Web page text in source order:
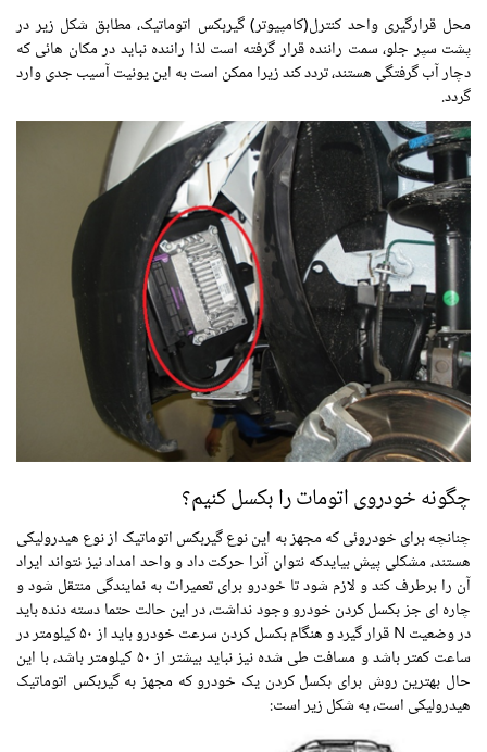
محل قرارگیری واحد کنترل(کامپیوتر) گیربکس اتوماتیک، مطابق شکل زیر در
پشت سپر جلو، سمت راننده قرار گرفته است لذا راننده نباید در مکان هائی که
دچار آب گرفتگی هستند، تردد کند زیرا ممکن است به این یونیت آسیب جدی وارد
گردد.
چگونه خودروی اتومات را بکسل کنیم؟
چنانچه برای خودروئی که مجهز به این نوع گیربکس اتوماتیک از نوع هیدرولیکی
هستند، مشکلی پیش بیایدکه نتوان آنرا حرکت داد و واحد امداد نیز نتواند ایراد
آن را برطرف کند و لازم شود تا خودرو برای تعمیرات به نمایندگی منتقل شود و
چاره ای جز بکسل کردن خودرو وجود نداشت، در این حالت حتما دسته دنده باید
در وضعیت N قرار گیرد و هنگام بکسل کردن سرعت خودرو باید از ۵۰ کیلومتر در
ساعت کمتر باشد و مسافت طی شده نیز نباید بیشتر از ۵۰ کیلومتر باشد، با این
حال بهترین روش برای بکسل کردن یک خودرو که مجهز به گیربکس اتوماتیک
هیدرولیکی است، به شکل زیر است: